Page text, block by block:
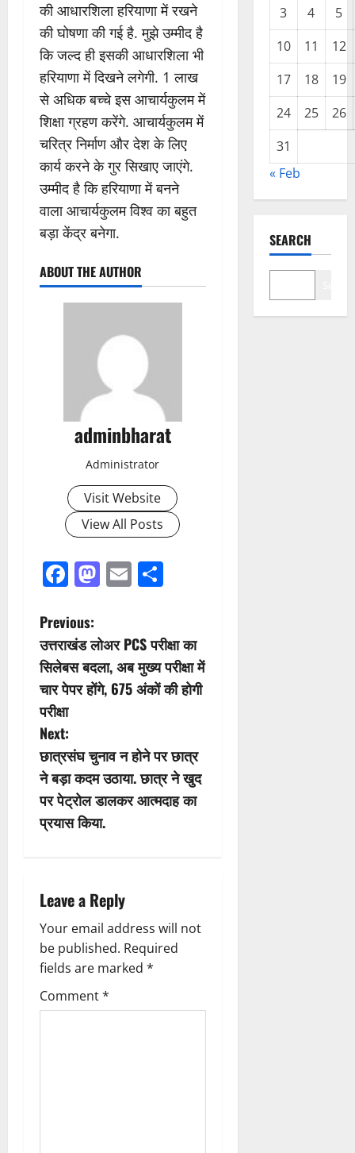
की आधारशिला हरियाणा में रखने
की घोषणा की गई है. मुझे उम्मीद है
कि जल्द ही इसकी आधारशिला भी
हरियाणा में दिखने लगेगी. 1 लाख
से अधिक बच्चे इस आचार्यकुलम में
शिक्षा ग्रहण करेंगे. आचार्यकुलम में
चरित्र निर्माण और देश के लिए
कार्य करने के गुर सिखाए जाएंगे.
उम्मीद है कि हरियाणा में बनने
वाला आचार्यकुलम विश्व का बहुत
बड़ा केंद्र बनेगा.
ABOUT THE AUTHOR
adminbharat
Administrator
Visit Website
View All Posts
Facebook
Mastodon
Email
P
o
s
t
n
a
v
g
a
t
i
Previous:
उत्तराखंड लोअर PCS परीक्षा का
सिलेबस बदला, अब मुख्य परीक्षा में
चार पेपर होंगे, 675 अंकों की होगी
परीक्षा
Next:
छात्रसंघ चुनाव न होने पर छात्र
ने बड़ा कदम उठाया. छात्र ने खुद
पर पेट्रोल डालकर आत्मदाह का
प्रयास किया.
Leave a Reply
Your email address will not
be published. Required
fields are marked *
Comment*
3 4
5
10
11
12
17
18
19
24
25
26
31
« Feb
SEARCH